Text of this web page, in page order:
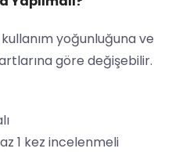
kullanım yoğunluğuna ve
göre değişebilir.
1 kez incelenmeli